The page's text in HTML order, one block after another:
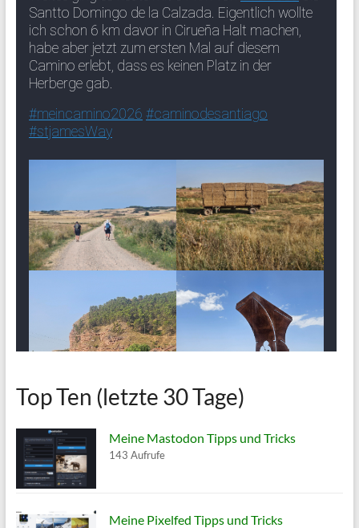
Top Ten (letzte 30 Tage)
Meine Mastodon Tipps und Tricks
143 Aufrufe
Meine Pixelfed Tipps und Tricks